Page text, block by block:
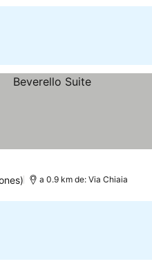
a 0.9 km de: Via Chiaia